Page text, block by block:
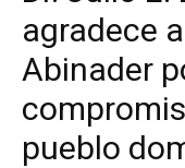
agradece
Abinader
pueblo